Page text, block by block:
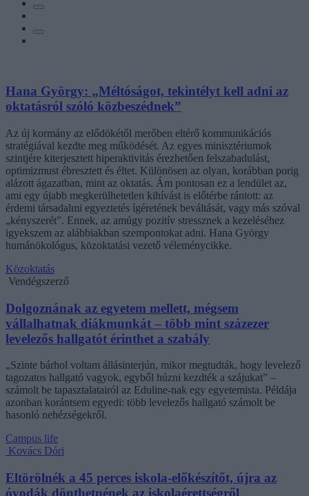
Hana György: „Méltóságot, tekintélyt kell adni az
oktatásról szóló közbeszédnek”
Az új kormány az elődökétől merőben eltérő kommunikációs
stratégiával kezdte meg működését. Az egyes minisztériumok
szintjére kiterjesztett hiperaktivitás érezhetően felszabadulást,
optimizmust ébresztett és éltet. Különösen az olyan, korábban porig
alázott ágazatban, mint az oktatás. Ám pontosan ez a lendület az,
ami egy újabb megkerülhetetlen kihívást is előtérbe rántott: az
érdemi társadalmi egyeztetés ígéretének beváltását, vagy más szóval
„kényszerét”. Ennek, az amúgy pozitív stressznek a kezeléséhez
igyekszem az alábbiakban szempontokat adni. Hana György
humánökológus, közoktatási vezető véleménycikke.
Közoktatás
Vendégszerző
Dolgoznának az egyetem mellett, mégsem
vállalhatnak diákmunkát – több mint százezer
levelezős hallgatót érinthet a szabály
„Szinte bárhol voltam állásinterjún, mikor megtudták, hogy levelező
tagozatos hallgató vagyok, egyből húzni kezdték a szájukat” –
számolt be tapasztalatairól az Eduline-nak egy egyetemista. Példája
azonban korántsem egyedi: több levelezős hallgató számolt be
hasonló nehézségekről.
Campus life
Kovács Dóri
Eltörölnék a 45 perces iskola-előkészítőt, újra az
óvodák dönthetnének az iskolaérettségről